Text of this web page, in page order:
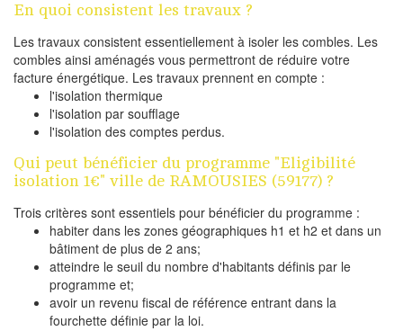
En quoi consistent les travaux ?
Les travaux consistent essentiellement à isoler les combles. Les
combles ainsi aménagés vous permettront de réduire votre
facture énergétique. Les travaux prennent en compte :
l'isolation thermique
l'isolation par soufflage
l'isolation des comptes perdus.
Qui peut bénéficier du programme "Eligibilité
isolation 1€" ville de RAMOUSIES (59177) ?
Trois critères sont essentiels pour bénéficier du programme :
habiter dans les zones géographiques h1 et h2 et dans un
bâtiment de plus de 2 ans;
atteindre le seuil du nombre d'habitants définis par le
programme et;
avoir un revenu fiscal de référence entrant dans la
fourchette définie par la loi.